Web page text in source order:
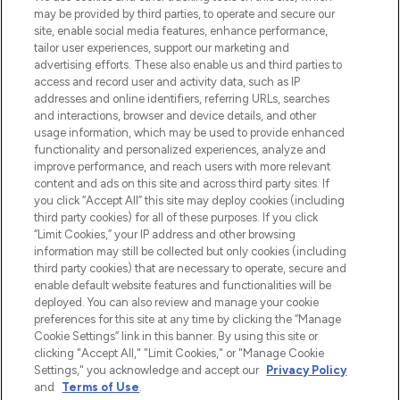
beautybestemming van Europa, met de
beste huidverzorging, haarproducten en
make-up van meer dan 200 topmerken.
Shop online of via de app, met gratis
verzending vanaf €40.
Cookie-toestemming
Do Not Sell or Share My Personal
Information
HELP & INFORMATIE
BEDRIJFSINFORMATIE
OVER LOOKFANTASTIC
may be provided by third parties, to operate and secure our
site, enable social media features, enhance performance,
tailor user experiences, support our marketing and
advertising efforts. These also enable us and third parties to
access and record user and activity data, such as IP
addresses and online identifiers, referring URLs, searches
and interactions, browser and device details, and other
usage information, which may be used to provide enhanced
functionality and personalized experiences, analyze and
improve performance, and reach users with more relevant
content and ads on this site and across third party sites. If
you click “Accept All” this site may deploy cookies (including
third party cookies) for all of these purposes. If you click
“Limit Cookies,” your IP address and other browsing
information may still be collected but only cookies (including
third party cookies) that are necessary to operate, secure and
enable default website features and functionalities will be
deployed. You can also review and manage your cookie
preferences for this site at any time by clicking the “Manage
Cookie Settings” link in this banner. By using this site or
clicking "Accept All," "Limit Cookies," or "Manage Cookie
Settings," you acknowledge and accept our Privacy Policy
and
Terms of Use.